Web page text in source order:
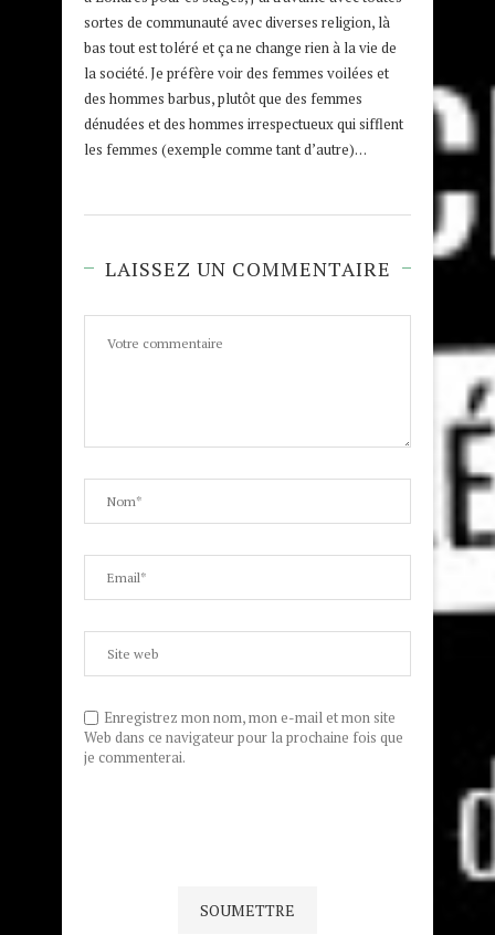
sortes de communauté avec diverses religion, là
bas tout est toléré et ça ne change rien à la vie de
la société. Je préfère voir des femmes voilées et
des hommes barbus, plutôt que des femmes
dénudées et des hommes irrespectueux qui sifflent
les femmes (exemple comme tant d’autre)…
LAISSEZ UN COMMENTAIRE
Enregistrez mon nom, mon e-mail et mon site
Web dans ce navigateur pour la prochaine fois que
je commenterai.